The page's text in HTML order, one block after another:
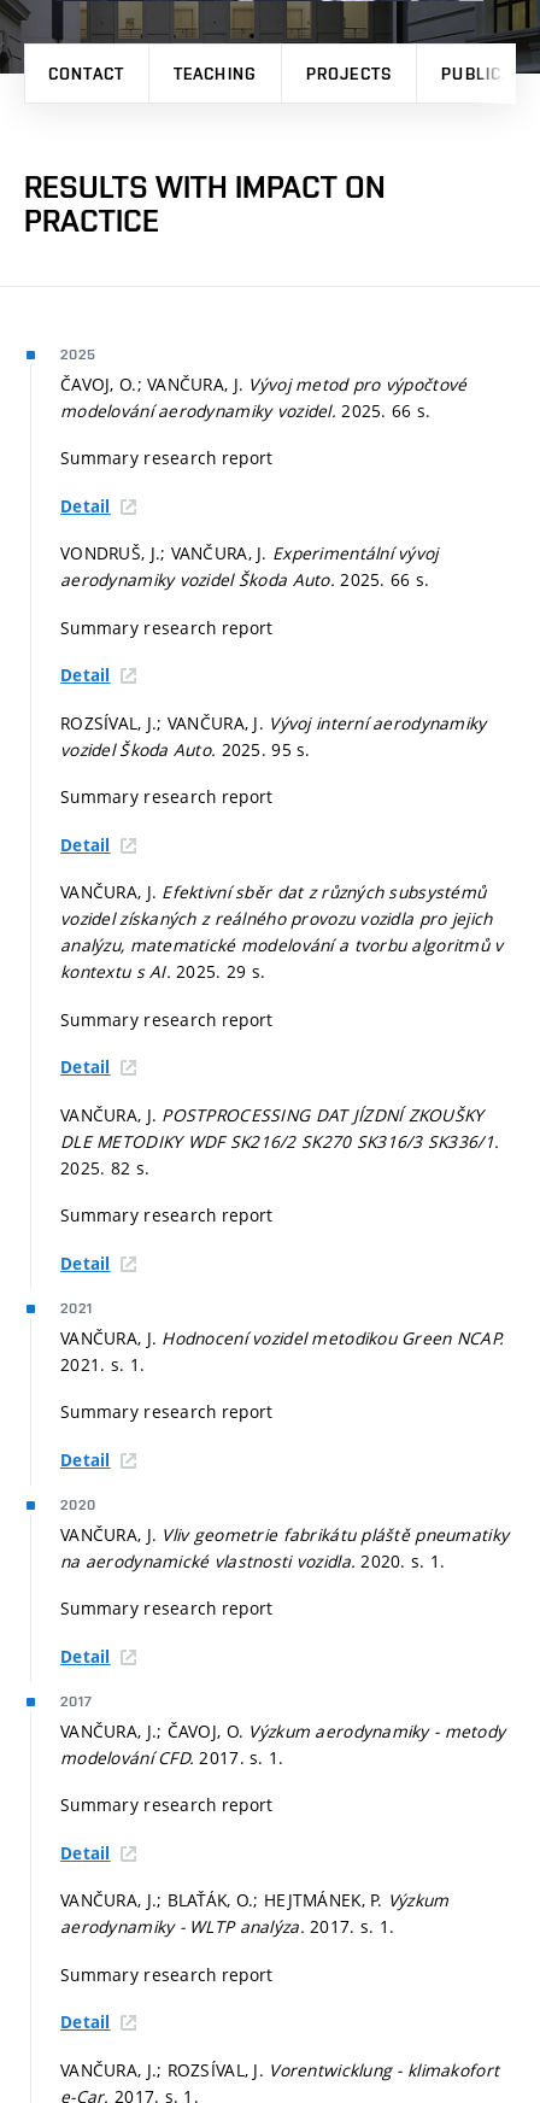
CONTACT TEACHING PROJECTS
RESULTS WITH IMPACT ON
PRACTICE
2025
ČAVOJ, O.; VANČURA, J. Vývoj metod pro výpočtové
modelování aerodynamiky vozidel.2025. 66 s.
Summary research report
Detail
VONDRUŠ, J.; VANČURA, J. Experimentální vývoj
aerodynamiky vozidel Škoda Auto.2025. 66 s.
Summary research report
Detail
ROZSÍVAL, J.; VANČURA, J. Vývoj interní aerodynamiky
vozidel Škoda Auto. 2025. 95 s.
Summary research report
Detail
VANČURA, J. Efektivní sběr dat z různých subsystémů
vozidel získaných z reálného provozu vozidla pro jejich
analýzu, matematické modelování a tvorbu algoritmů v
kontextu s AI.2025. 29 s.
Summary research report
Detail
VANČURA, J. POSTPROCESSING DAT JÍZDNÍ ZKOUŠKY
DLE METODIKY WDF SK216/2 SK270 SK316/3 SK336/1.
2025. 82 s.
Summary research report
Detail
2021
VANČURA, J. Hodnocení vozidel metodikou Green NCAP.
2021. s. 1.
Summary research report
Detail
2020
VANČURA, J. Vliv geometrie fabrikátu pláště pneumatiky
na aerodynamické vlastnosti vozidla.2020.s. 1.
Summary research report
Detail
2017
VANČURA, J.; ČAVOJ, O. Výzkum aerodynamiky - metody
modelování CFD.2017.s. 1.
Summary research report
Detail
VANČURA, J.; BLAŤÁK, O.; HEJTMÁNEK, P. Výzkum
aerodynamiky - WLTP analýza.2017. s. 1.
Summary research report
Detail
VANČURA, J.; ROZSÍVAL, J. Vorentwicklung - klimakofort
e-Car. 2017. s. 1.